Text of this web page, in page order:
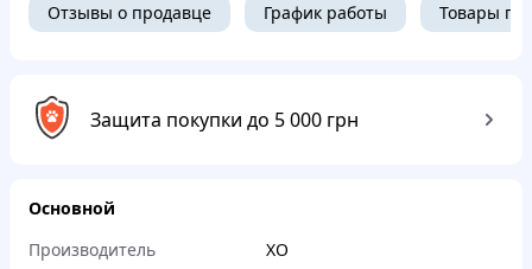
Отзывы о продавце График работы Товары
Защита покупки до 5 000 грн
Основной
Производитель
XO